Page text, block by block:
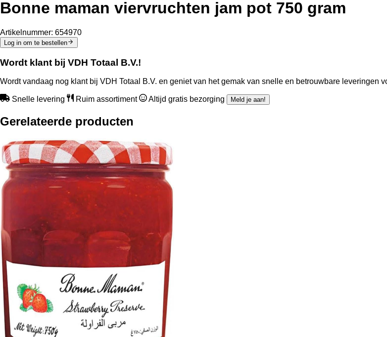
Bonne maman viervruchten jam pot 750 gram
Artikelnummer: 654970
Log in om te bestellen
Wordt klant bij VDH Totaal B.V.!
Wordt vandaag nog klant bij VDH Totaal B.V. en geniet van het gemak van snelle en betrouwbare leveringen
Snelle levering Ruim assortiment Altijd gratis bezorging Meld je aan!
Gerelateerde producten